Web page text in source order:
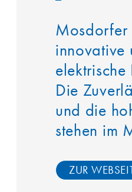
Mosdorfer
innovative
elektrische
Die
und die
stehen im
ZUR